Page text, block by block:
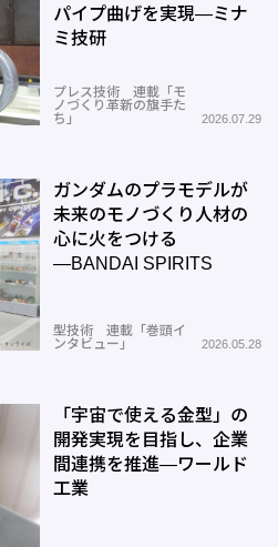
パイプ曲げを実現―ミナ
ミ技研
プレス技術 連載「モ
ノづくり革新の旗手た
ち」
2026.07.29
ガンダムのプラモデルが
未来のモノづくり人材の
心に火をつける
―BANDAI SPIRITS
型技術 連載「巻頭イ
ンタビュー」
2026.05.28
「宇宙で使える金型」の
開発実現を目指し、企業
間連携を推進―ワールド
工業